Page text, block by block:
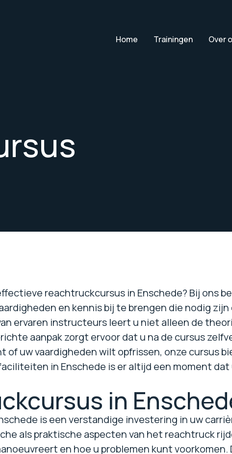
Home Trainingen Over
reachtruckcursus in Enschede? Bij ons
en kennis bij te brengen die nodig
ervaren instructeurs leert u niet alleen de
aanpak zorgt ervoor dat u na de cursus
of uw vaardigheden wilt opfrissen, onze cursus
in Enschede is er altijd een moment
in
is een verstandige investering in uw
als praktische aspecten van het reachtruck
en hoe u problemen kunt